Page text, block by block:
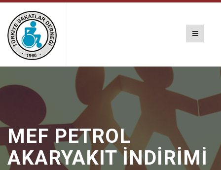
MEF PETROL
AKARYAKIT İNDİRİMİ